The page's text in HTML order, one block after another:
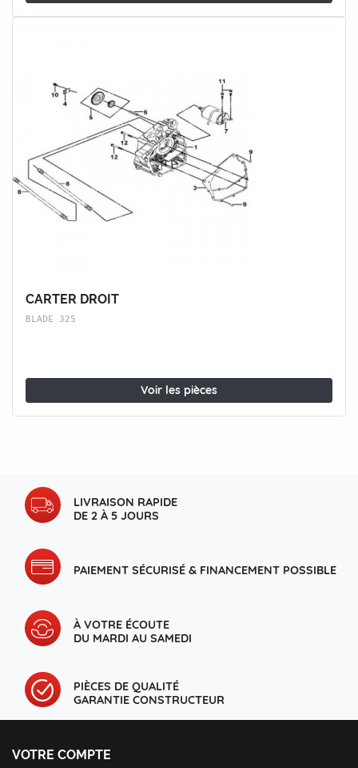
CARTER DROIT
BLADE 325
Voir les pièces
LIVRAISON RAPIDE
DE 2 À 5 JOURS
PAIEMENT SÉCURISÉ & FINANCEMENT POSSIBLE
À VOTRE ÉCOUTE
DU MARDI AU SAMEDI
PIÈCES DE QUALITÉ
GARANTIE CONSTRUCTEUR
VOTRE COMPTE